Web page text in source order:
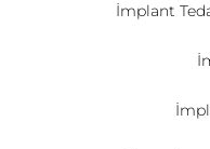
İmplant